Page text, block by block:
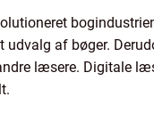
udvalg af bøger.
læsere. Digitale